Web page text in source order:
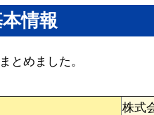
情報
とめました。
株式